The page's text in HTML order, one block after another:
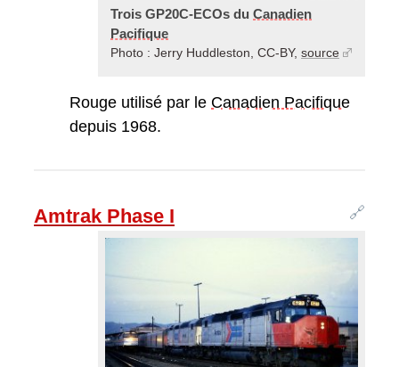
Trois GP20C-ECOs du Canadien
Pacifique
Photo : Jerry Huddleston, CC-BY, source
Rouge utilisé par le Canadien Pacifique
depuis 1968.
🔗
Amtrak Phase I